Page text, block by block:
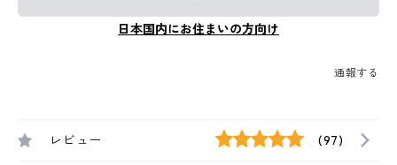
日本国内にお住まいの方向け
通報する
レビュー (97)